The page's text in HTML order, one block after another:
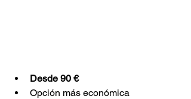
Desde 90 €
Opción más económica